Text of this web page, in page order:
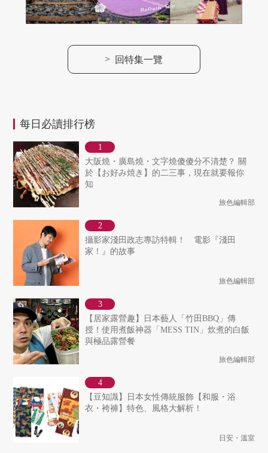
> 回特集一覽
每日必讀排行榜
大阪燒・廣島燒・文字燒傻傻分不清楚？ 關
於【お好み焼き】的二三事，現在就要報你
知
旅色編輯部
攝影家淺田政志專訪特輯！ 電影『淺田
家！』的故事
旅色編輯部
【居家露營趣】日本藝人「竹田BBQ」傳
授！使用煮飯神器「MESS TIN」炊煮的白飯
與極品露營餐
旅色編輯部
【豆知識】日本女性傳統服飾【和服・浴
衣・袴褲】特色、風格大解析！
日安・溫室